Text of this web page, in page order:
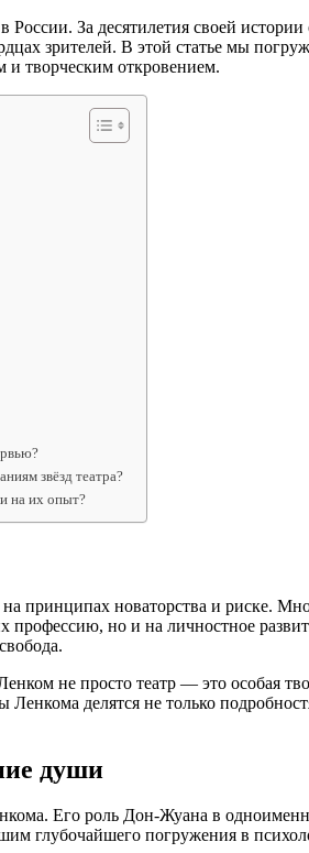
За десятилетия своей истории
зрителей. В этой статье мы
и творческим откровением.
звёзд театра?
на их опыт?
принципах новаторства и риске.
профессию, но и на личностное
не просто театр — это особая
делятся не только
души
Его роль Дон-Жуана в
глубочайшего погружения в